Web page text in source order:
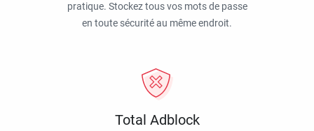
pratique. Stockez tous vos mots de passe
en toute sécurité au même endroit.
Total Adblock